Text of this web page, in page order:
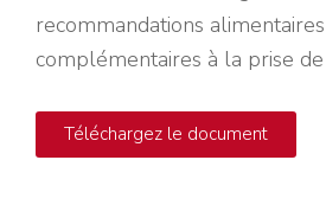
recommandations alimentaires
complémentaires à la prise
Téléchargez le document